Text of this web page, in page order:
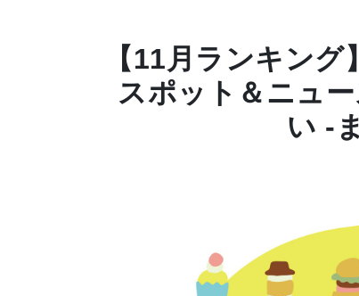
【11月ランキン
スポット＆ニュ
い -